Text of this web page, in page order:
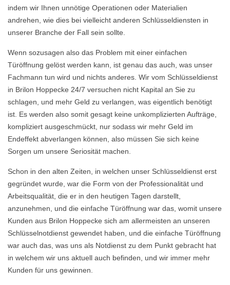
indem wir Ihnen unnötige Operationen oder Materialien
andrehen, wie dies bei vielleicht anderen Schlüsseldiensten in
unserer Branche der Fall sein sollte.
Wenn sozusagen also das Problem mit einer einfachen
Türöffnung gelöst werden kann, ist genau das auch, was unser
Fachmann tun wird und nichts anderes. Wir vom Schlüsseldienst
in Brilon Hoppecke 24/7 versuchen nicht Kapital an Sie zu
schlagen, und mehr Geld zu verlangen, was eigentlich benötigt
ist. Es werden also somit gesagt keine unkomplizierten Aufträge,
kompliziert ausgeschmückt, nur sodass wir mehr Geld im
Endeffekt abverlangen können, also müssen Sie sich keine
Sorgen um unsere Seriosität machen.
Schon in den alten Zeiten, in welchen unser Schlüsseldienst erst
gegründet wurde, war die Form von der Professionalität und
Arbeitsqualität, die er in den heutigen Tagen darstellt,
anzunehmen, und die einfache Türöffnung war das, womit unsere
Kunden aus Brilon Hoppecke sich am allermeisten an unseren
Schlüsselnotdienst gewendet haben, und die einfache Türöffnung
war auch das, was uns als Notdienst zu dem Punkt gebracht hat
in welchem wir uns aktuell auch befinden, und wir immer mehr
Kunden für uns gewinnen.